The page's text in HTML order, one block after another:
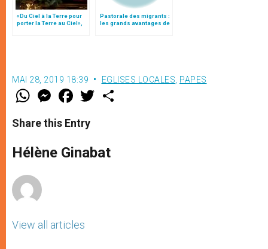
«Du Ciel à la Terre pour
porter la Terre au Ciel»,
Pastorale des migrants :
les grands avantages de
MAI 28, 2019 18:39 EGLISES LOCALES PAPES
W
t
s
p
p
M
e
s
e
g
e
F
a
e
b
o
k
w
r
Share this Entry
Hélène Ginabat
View all articles